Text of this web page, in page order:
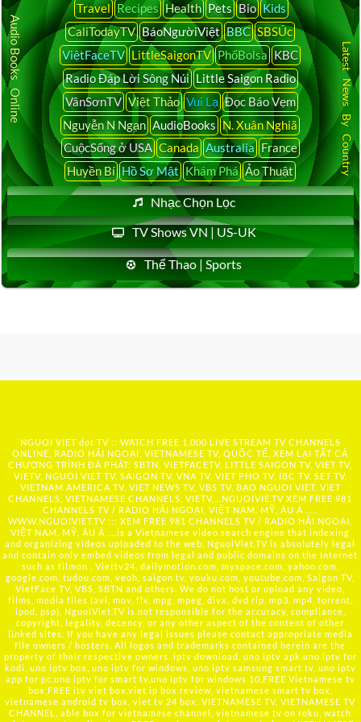
Travel Recipes Health Pets Bio Kids
CaliTodayTV BáoNgườiViệt BBC SBSÚc
ViệtFaceTV LittleSaigonTV PhốBolsa KBC
Radio Đáp Lời Sông Núi Little Saigon Radio
VânSơnTV Việt Thảo Vui Lạ Đọc Báo Vẹm
Nguyễn N Ngạn AudioBooks N. Xuân Nghiã
CuộcSống ở USA Canada Australia France
Huyền Bí Hồ Sơ Mật Khám Phá Ảo Thuật
Nhạc Chọn Lọc
TV Shows VN | US-UK
Thể Thao | Sports
Audio Books Online Latest News By Country
NGUOI VIET dot TV :: WATCH FREE 1,000 LIVE STREAM TV CHANNELS
ONLINE, RADIO HẢI NGOẠI, VIETNAMESE TV, QUỐC TẾ, XEM LẠI TẤT CẢ
CHƯƠNG TRÌNH ĐÃ PHÁT: SBTN, VIETFACETV, LITTLE SAIGON TV, VIET TV,
VIETV, NGUOI VIET TV, SAIGON TV, VNA TV, VIET PHO TV, IBC TV, SET TV,
VIETNAM AMERICA TV, VIET NEWS TV, VBS TV, BAO NGUOI VIET, VIET
CHANNELS, VIETNAMESE CHANNELS, VIETV,... NGUOIVIE.TV XEM FREE 981
CHANNELS TV / RADIO HẢI NGOẠI, VIỆT NAM, MỸ, ÂU Á …..
WWW.NGUOIVIET.TV ::: XEM FREE 981 CHANNELS TV / RADIO HẢI NGOẠI,
VIỆT NAM, MỸ, ÂU Á ….is a Vietnamese video search engine that indexing
and organizing videos uploaded to the web. NguoiViet.TV is absolutely legal
and contain only embed videos from legal and public domains on the Internet
such as filmon , Viettv24, dailymotion.com, myspace.com, yahoo.com,
google.com, tudou.com, veoh, saigon tv, youku.com, youtube.com, Saigon TV,
VietFace TV, VBS, SBTN and others. We do not host or upload any video,
films, media files (avi, mov, flv, mpg, mpeg, divx, dvd rip, mp3, mp4, torrent,
ipod, psp), NguoiViet.TV is not responsible for the accuracy, compliance,
copyright, legality, decency, or any other aspect of the content of other
linked sites. If you have any legal issues please contact appropriate media
file owners / hosters. All logos and trademarks contained herein are the
property of their respective owners. iptv download, uno iptv apk,uno iptv for
kodi, uno iptv box, uno iptv for windows, uno iptv samsung smart tv, uno iptv
app for pc,uno iptv for smart tv,uno iptv for windows 10,FREE Vietnamese tv
box,FREE itv viet box,viet ip box review, vietnamese smart tv box,
vietnamese android tv box, viet tv 24 box, VIETNAMESE TV, VIETNAMESE TV
CHANNEL, able box for vietnamese channel, vietnamese tv on roku, watch